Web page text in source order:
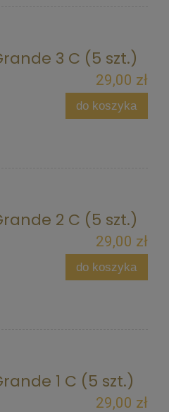
3 C (5 szt.)
29,00 zł
do koszyka
2 C (5 szt.)
29,00 zł
do koszyka
1 C (5 szt.)
29,00 zł